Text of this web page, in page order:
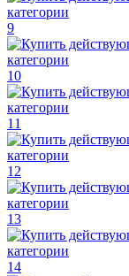
9
10
11
12
13
14